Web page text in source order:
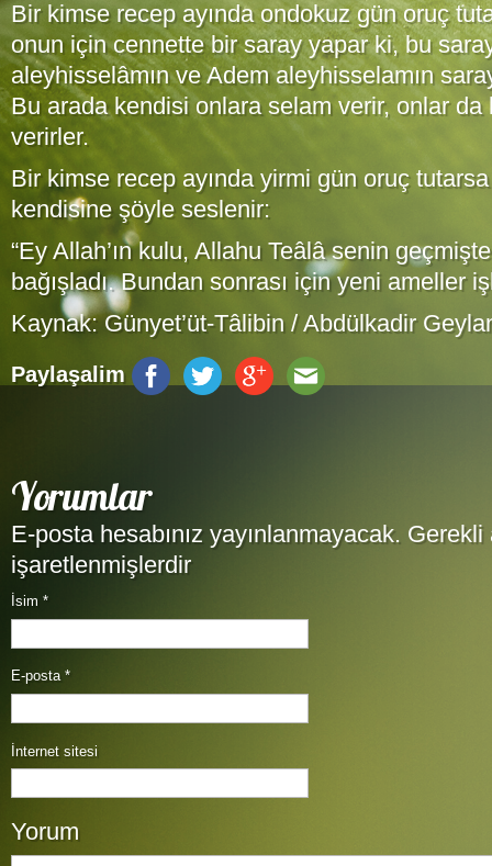
Bir kimse recep ayında ondokuz gün oruç
onun için cennette bir saray yapar ki, bu
aleyhisselâmın ve Adem aleyhisselamın
Bu arada kendisi onlara selam verir, onlar da
verirler.
Bir kimse recep ayında yirmi gün oruç
kendisine şöyle seslenir:
“Ey Allah’ın kulu, Allahu Teâlâ senin
bağışladı. Bundan sonrası için yeni ameller
Kaynak: Günyet’üt-Tâlibin / Abdülkadir
Paylaşalim
Yorumlar
E-posta hesabınız yayınlanmayacak.
işaretlenmişlerdir
İsim *
E-posta *
İnternet sitesi
Yorum